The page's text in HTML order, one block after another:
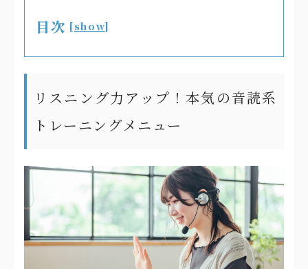
目次 [show]
リスニング力アップ！本気の音読系
トレーニングメニュー